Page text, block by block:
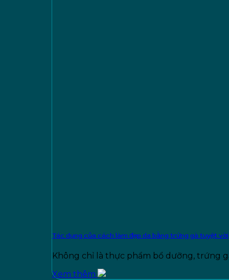
Tác dụng của cách làm đẹp da bằng trứng gà tuyệt vời
Không chỉ là thực phẩm bổ dưỡng, trứng
Xem thêm